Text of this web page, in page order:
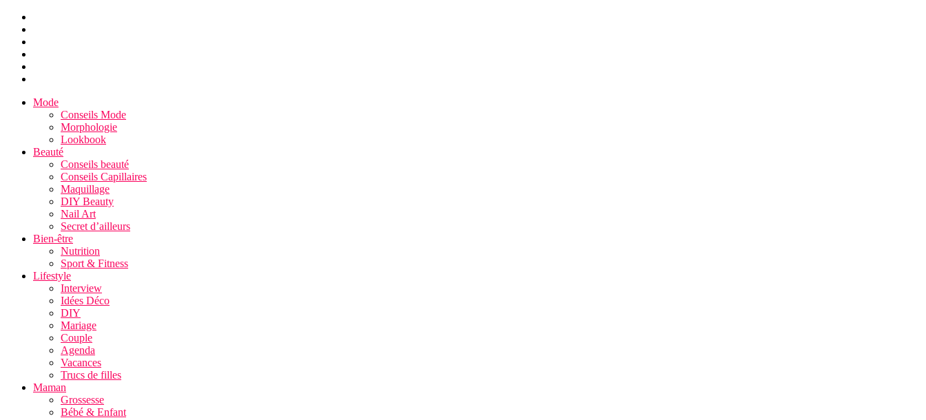
Mode
Conseils Mode
Morphologie
Lookbook
Beauté
Conseils beauté
Conseils Capillaires
Maquillage
DIY Beauty
Nail Art
Secret d’ailleurs
Bien-être
Nutrition
Sport & Fitness
Lifestyle
Interview
Idées Déco
DIY
Mariage
Couple
Agenda
Vacances
Trucs de filles
Maman
Grossesse
Bébé & Enfant